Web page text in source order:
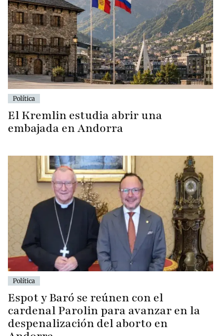
Política
El Kremlin estudia abrir una
embajada en Andorra
Política
Espot y Baró se reúnen con el
cardenal Parolin para avanzar en la
despenalización del aborto en